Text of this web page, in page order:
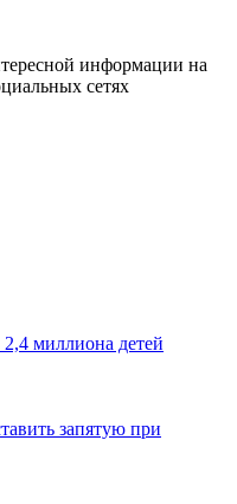
информации на
сетях
миллиона детей
запятую при